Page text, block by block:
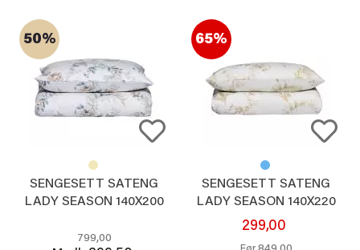
50%
SENGESETT SATENG
LADY SEASON 140X200
799,00
65%
SENGESETT SATENG
LADY SEASON 140X220
CM, BEIGE
299,00